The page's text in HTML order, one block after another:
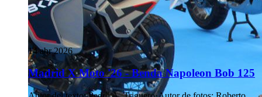
14 abr 2026
Madrid X Moto '26 - Benda Napoleon Bob 125